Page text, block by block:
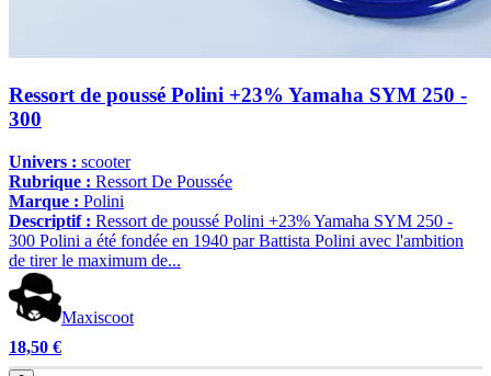
Ressort de poussé Polini +23% Yamaha SYM 250 -
300
Univers : scooter
Rubrique : Ressort De Poussée
Marque : Polini
Descriptif : Ressort de poussé Polini +23% Yamaha SYM 250 -
300 Polini a été fondée en 1940 par Battista Polini avec l'ambition
de tirer le maximum de...
Maxiscoot
18,50 €